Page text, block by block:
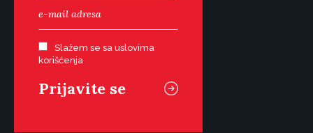
Slažem se sa uslovima
korišćenja